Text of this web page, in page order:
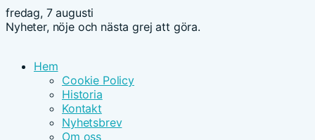
fredag, 7 augusti
Nyheter, nöje och nästa grej att göra.
Hem
Cookie Policy
Historia
Kontakt
Nyhetsbrev
Om oss